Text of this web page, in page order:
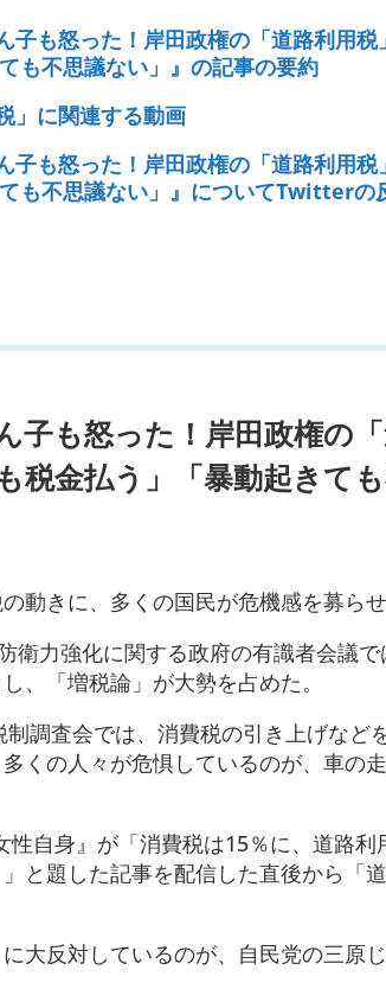
子も怒った！岸田政権の「道路利用
も不思議ない」』の記事の要約
」に関連する動画
子も怒った！岸田政権の「道路利用
も不思議ない」』についてTwitterの
子も怒った！岸田政権の
税金払う」「暴動起きて
動きに、多くの国民が危機感を募らせ
衛力強化に関する政府の有識者会議
、「増税論」が大勢を占めた。
調査会では、消費税の引き上げなど
くの人々が危惧しているのが、車の
性自身』が「消費税は15％に、道路
と題した記事を配信した直後から「
大反対しているのが、自民党の三原